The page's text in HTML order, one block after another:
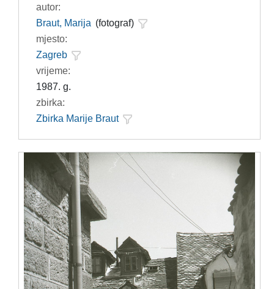
autor:
Braut, Marija (fotograf)
mjesto:
Zagreb
vrijeme:
1987. g.
zbirka:
Zbirka Marije Braut